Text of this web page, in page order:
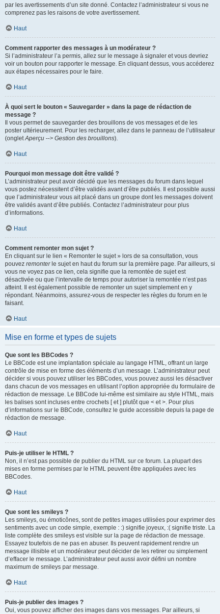
par les avertissements d’un site donné. Contactez l’administrateur si vous ne
comprenez pas les raisons de votre avertissement.
Haut
Comment rapporter des messages à un modérateur ?
Si l’administrateur l’a permis, allez sur le message à signaler et vous devriez
voir un bouton pour rapporter le message. En cliquant dessus, vous accéderez
aux étapes nécessaires pour le faire.
Haut
À quoi sert le bouton « Sauvegarder » dans la page de rédaction de
message ?
Il vous permet de sauvegarder des brouillons de vos messages et de les
poster ultérieurement. Pour les recharger, allez dans le panneau de l’utilisateur
(ongletAperçu --> Gestion des brouillons).
Haut
Pourquoi mon message doit être validé ?
L’administrateur peut avoir décidé que les messages du forum dans lequel
vous postez nécessitent d’être validés avant d’être publiés. Il est possible aussi
que l’administrateur vous ait placé dans un groupe dont les messages doivent
être validés avant d’être publiés. Contactez l’administrateur pour plus
d’informations.
Haut
Comment remonter mon sujet ?
En cliquant sur le lien « Remonter le sujet » lors de sa consultation, vous
pouvez remonterle sujet en haut du forum sur la première page. Par ailleurs, si
vous ne voyez pas ce lien, cela signifie que la remontée de sujet est
désactivée ou que l’intervalle de temps pour autoriser la remontée n’est pas
atteint. Il est également possible de remonter un sujet simplement en y
répondant. Néanmoins, assurez-vous de respecter les règles du forum en le
faisant.
Haut
Mise en forme et types de sujets
Que sont les BBCodes ?
Le BBCode est une implantation spéciale au langage HTML, offrant un large
contrôle de mise en forme des éléments d’un message. L’administrateur peut
décider si vous pouvez utiliser les BBCodes, vous pouvez aussi les désactiver
dans chacun de vos messages en utilisant l’option appropriée du formulaire de
rédaction de message. Le BBCode lui-même est similaire au style HTML, mais
les balises sont incluses entre crochets [ et ] plutôt que < et >. Pour plus
d’informations sur le BBCode, consultez le guide accessible depuis la page de
rédaction de message.
Haut
Puis-je utiliser le HTML ?
Non, il n’est pas possible de publier du HTML sur ce forum. La plupart des
mises en forme permises par le HTML peuvent être appliquées avec les
BBCodes.
Haut
Que sont les smileys ?
Les smileys, ou émoticônes, sont de petites images utilisées pour exprimer des
sentiments avec un code simple, exemple : :) signifie joyeux, :( signifie triste. La
liste complète des smileys est visible sur la page de rédaction de message.
Essayez toutefois de ne pas en abuser. Ils peuvent rapidement rendre un
message illisible et un modérateur peut décider de les retirer ou simplement
d’effacer le message. L’administrateur peut aussi avoir défini un nombre
maximum de smileys par message.
Haut
Puis-je publier des images ?
Oui, vous pouvez afficher des images dans vos messages. Par ailleurs, si